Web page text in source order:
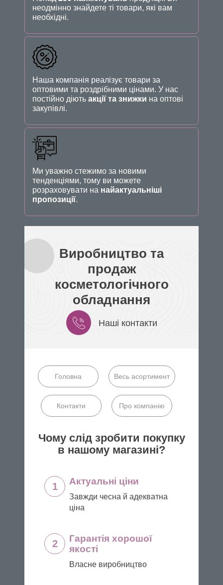
неодмінно знайдете ті товари, які вам
необхідні.
Наша компанія реалізує товари за
оптовими та роздрібними цінами. У нас
постійно діють акції та знижки на оптові
закупівлі.
Ми уважно стежимо за новими
тенденціями, тому ви можете
розраховувати на найактуальніші
пропозиції.
Виробництво та
продаж
косметологічного
обладнання
Наші контакти
Головна Весь асортимент
Контакти Про компанію
Чому слід зробити покупку
в нашому магазині?
1 Актуальні ціни
Завжди чесна й адекватна
ціна
2
Гарантія хорошої
якості
Власне виробництво